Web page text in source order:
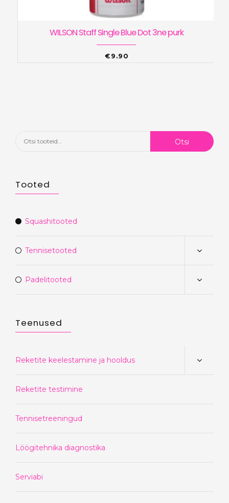
WILSON Staff Single Blue Dot 3ne purk
€ 9.90
Otsi: Otsi
Tooted
Squashitooted
Tennisetooted
Padelitooted
Teenused
Reketite keelestamine ja hooldus
Reketite testimine
Tennisetreeningud
Löögitehnika diagnostika
Serviabi